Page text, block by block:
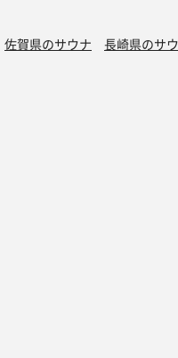
佐賀県のサウナ 長崎県のサ